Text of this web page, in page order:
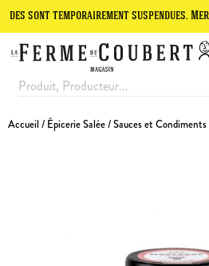
suspendues. Merci de
Accueil / Épicerie Salée/Sauces et Condiments